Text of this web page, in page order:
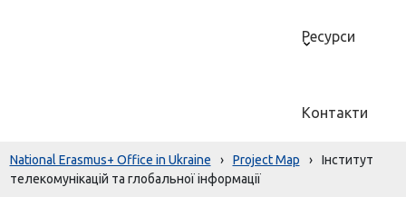
Ресурси
Контакти
National Erasmus+ Office in Ukraine › Project Map ›
Інститут
телекомунікацій та глобальної інформації